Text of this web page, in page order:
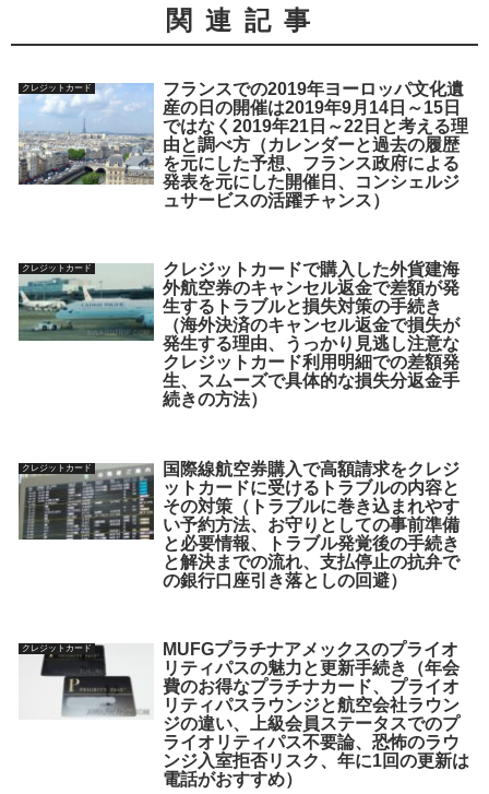
関連記事
クレジットカード
フランスでの2019年ヨーロッパ文化遺
産の日の開催は2019年9月14日～15日
ではなく2019年21日～22日と考える理
由と調べ方（カレンダーと過去の履歴
を元にした予想、フランス政府による
発表を元にした開催日、コンシェルジ
ュサービスの活躍チャンス）
クレジットカード
クレジットカードで購入した外貨建海
外航空券のキャンセル返金で差額が発
生するトラブルと損失対策の手続き
（海外決済のキャンセル返金で損失が
発生する理由、うっかり見逃し注意な
クレジットカード利用明細での差額発
生、スムーズで具体的な損失分返金手
続きの方法）
クレジットカード
国際線航空券購入で高額請求をクレジ
ットカードに受けるトラブルの内容と
その対策（トラブルに巻き込まれやす
い予約方法、お守りとしての事前準備
と必要情報、トラブル発覚後の手続き
と解決までの流れ、支払停止の抗弁で
の銀行口座引き落としの回避）
クレジットカード
MUFGプラチナアメックスのプライオ
リティパスの魅力と更新手続き（年会
費のお得なプラチナカード、プライオ
リティパスラウンジと航空会社ラウン
ジの違い、上級会員ステータスでのプ
ライオリティパス不要論、恐怖のラウ
ンジ入室拒否リスク、年に1回の更新は
電話がおすすめ）